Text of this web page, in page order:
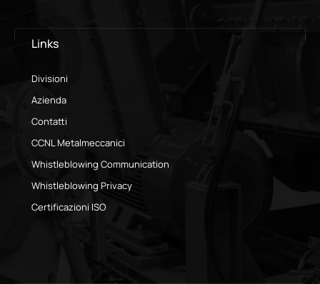
Links
Divisioni
Azienda
Contatti
CCNL Metalmeccanici
Whistleblowing Communication
Whistleblowing Privacy
Certificazioni ISO